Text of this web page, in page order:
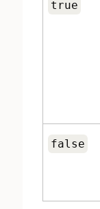
true
false